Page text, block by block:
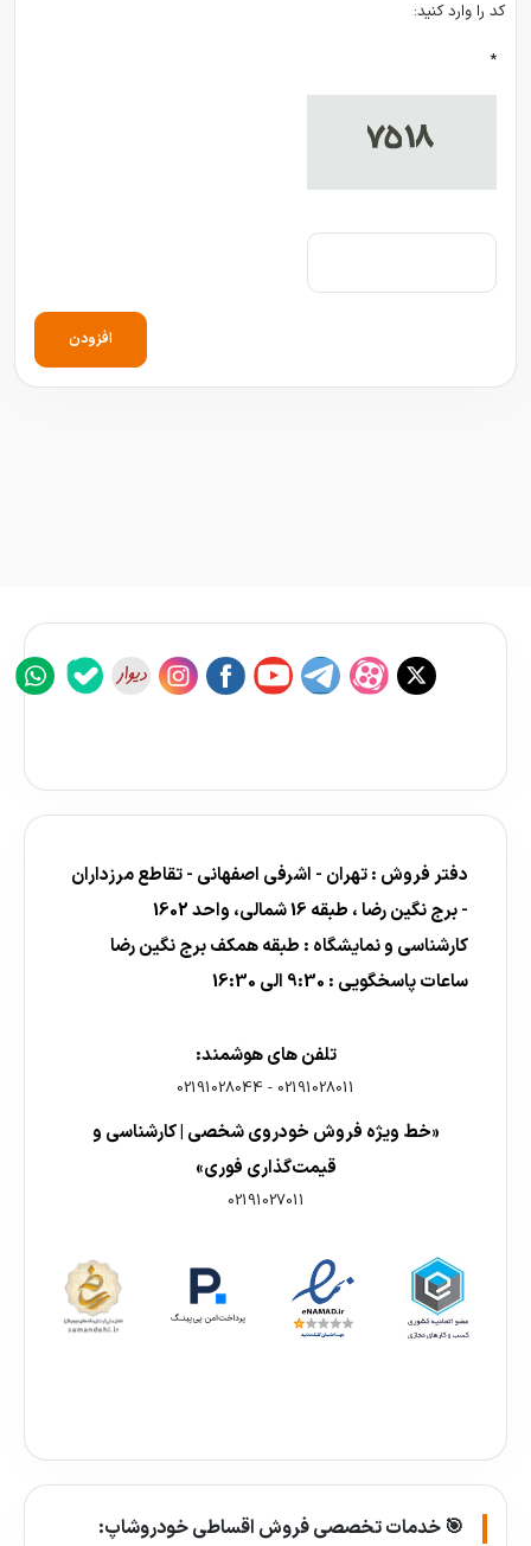
کد را وارد کنید:
*
افزودن
دفتر فروش : تهران - اشرفی اصفهانی - تقاطع مرزداران
- برج نگین رضا ، طبقه 16 شمالی، واحد 1602
کارشناسی و نمایشگاه : طبقه همکف برج نگین رضا
ساعات پاسخگویی : 9:30 الی 16:30
تلفن های هوشمند:
02191028011
-
02191028044
«خط ویژه فروش خودروی شخصی | کارشناسی و
قیمت‌گذاری فوری»
02191027011
🎯 خدمات تخصصی فروش اقساطی خودروشاپ: